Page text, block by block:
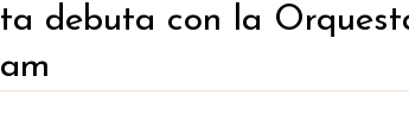
debuta con la